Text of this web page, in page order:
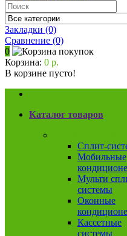
Закладки (0)
Сравнение (0)
0
Корзина: 0 р.
В корзине пусто!
Каталог товаров
Сплит-
Мобильные
Мульти
системы
Оконные
Кассетные
системы